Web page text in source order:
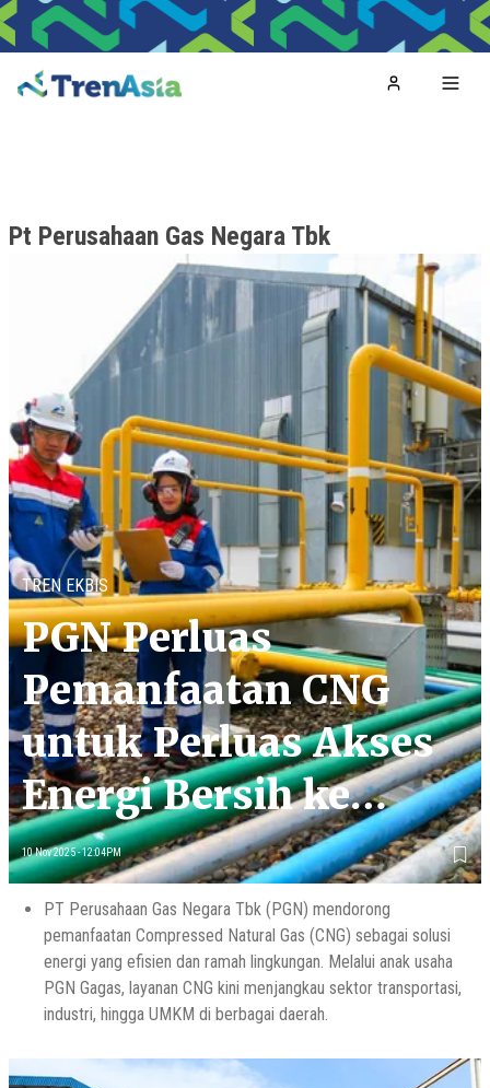
Home
Pt Perusahaan Gas Negara Tbk
TREN EKBIS
PGN Perluas
Pemanfaatan CNG
untuk Perluas Akses
Energi Bersih ke
Masyarakat
10 Nov 2025 - 12:04PM
PT Perusahaan Gas Negara Tbk (PGN) mendorong
pemanfaatan Compressed Natural Gas (CNG) sebagai solusi
energi yang efisien dan ramah lingkungan. Melalui anak usaha
PGN Gagas, layanan CNG kini menjangkau sektor transportasi,
industri, hingga UMKM di berbagai daerah.